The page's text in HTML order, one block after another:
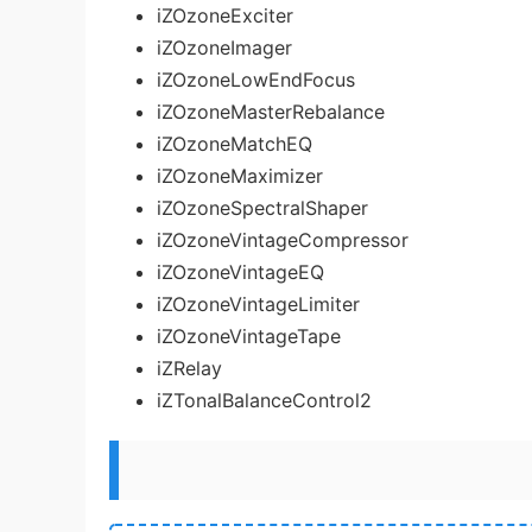
iZOzoneExciter
iZOzoneImager
iZOzoneLowEndFocus
iZOzoneMasterRebalance
iZOzoneMatchEQ
iZOzoneMaximizer
iZOzoneSpectralShaper
iZOzoneVintageCompressor
iZOzoneVintageEQ
iZOzoneVintageLimiter
iZOzoneVintageTape
iZRelay
iZTonalBalanceControl2